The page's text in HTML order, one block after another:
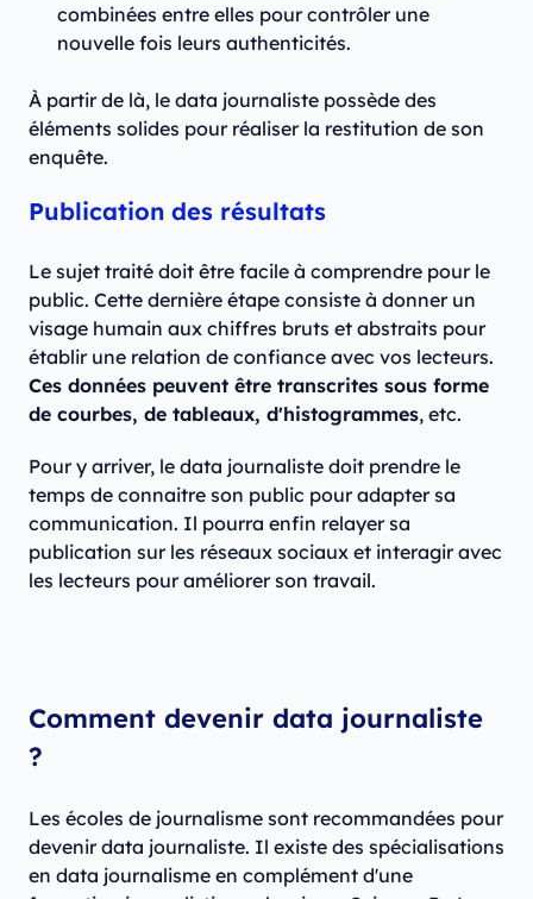
combinées entre elles pour contrôler une
nouvelle fois leurs authenticités.
À partir de là, le data journaliste possède des
éléments solides pour réaliser la restitution de son
enquête.
Publication des résultats
Le sujet traité doit être facile à comprendre pour le
public. Cette dernière étape consiste à donner un
visage humain aux chiffres bruts et abstraits pour
établir une relation de confiance avec vos lecteurs.
Ces données peuvent être transcrites sous forme
de courbes, de tableaux, d'histogrammes, etc.
Pour y arriver, le data journaliste doit prendre le
temps de connaitre son public pour adapter sa
communication. Il pourra enfin relayer sa
publication sur les réseaux sociaux et interagir avec
les lecteurs pour améliorer son travail.
Comment devenir data journaliste
?
Les écoles de journalisme sont recommandées pour
devenir data journaliste. Il existe des spécialisations
en data journalisme en complément d'une